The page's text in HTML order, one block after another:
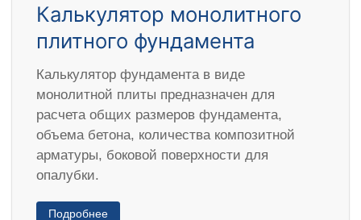
Калькулятор монолитного
плитного фундамента
Калькулятор фундамента в виде
монолитной плиты предназначен для
расчета общих размеров фундамента,
объема бетона, количества композитной
арматуры, боковой поверхности для
опалубки.
Подробнее